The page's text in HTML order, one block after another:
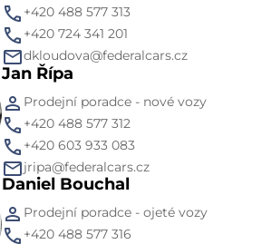
+420 488 577 313
+420 724 341 201
dkloudova@federalcars.cz
Jan Řípa
Prodejní poradce - nové vozy
+420 488 577 312
+420 603 933 083
jripa@federalcars.cz
Daniel Bouchal
Prodejní poradce - ojeté vozy
+420 488 577 316